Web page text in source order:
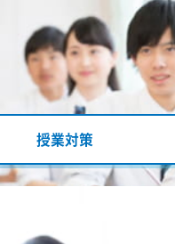
授業対策